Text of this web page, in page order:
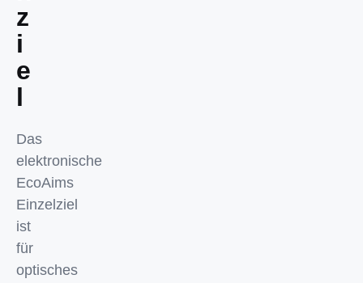
z
i
e
l
Das
elektronische
EcoAims
Einzelziel
ist
für
optisches